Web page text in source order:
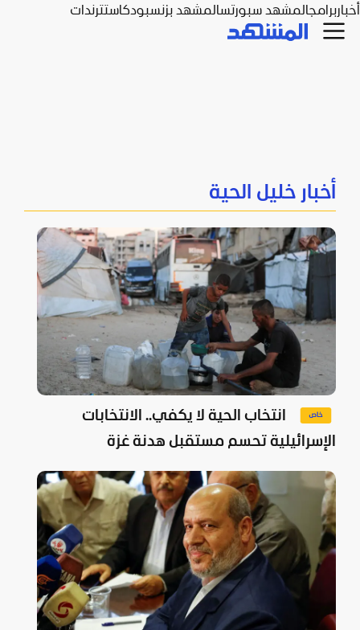
أخباربرامجالمشهد سبورتسالمشهد بزنسبودكاستترندات
أخبار خليل الحية
انتخاب الحية لا يكفي.. الانتخابات
الإسرائيلية تحسم مستقبل هدنة غزة